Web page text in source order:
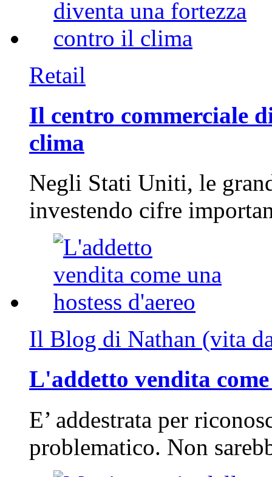
Retail
Il centro commerciale
clima
Negli Stati Uniti, le
investendo cifre
Il Blog di Nathan (vita
L'addetto vendita
E’ addestrata per
problematico. Non